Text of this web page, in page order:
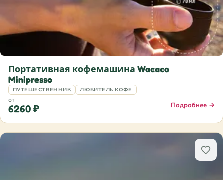
Портативная кофемашина Wacaco
Minipresso
ПУТЕШЕСТВЕННИК ЛЮБИТЕЛЬ КОФЕ
от
6260 ₽ Подробнее →